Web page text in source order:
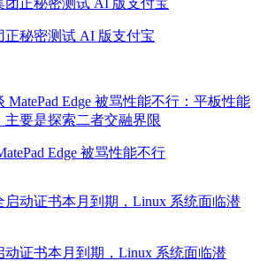
正秘密测试 AI 版支付宝
Edge 被骂性能不行
动证书本月到期，Linux 系统面临潜